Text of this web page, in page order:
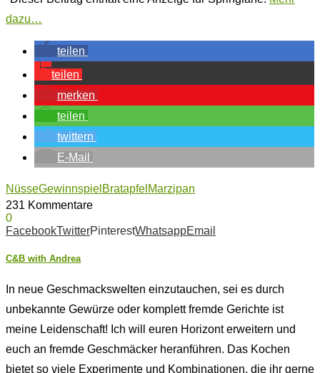
dazu…
teilen
teilen
merken
teilen
twittern
E-Mail
NüsseGewinnspiel Bratapfel Marzipan
231 Kommentare
0
FacebookTwitterPinterestWhatsappEmail
C&B with Andrea
In neue Geschmackswelten einzutauchen, sei es durch
unbekannte Gewürze oder komplett fremde Gerichte ist
meine Leidenschaft! Ich will euren Horizont erweitern und
euch an fremde Geschmäcker heranführen. Das Kochen
bietet so viele Experimente und Kombinationen, die ihr gerne